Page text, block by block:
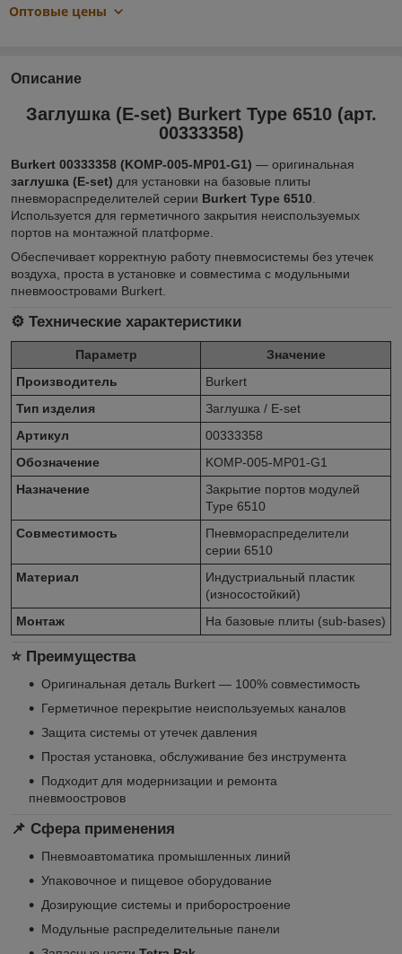
Оптовые цены
Описание
Заглушка (E-set) Burkert Type 6510 (арт.
00333358)
Burkert 00333358 (KOMP-005-MP01-G1) — оригинальная
заглушка (E-set) для установки на базовые плиты
пневмораспределителей серии Burkert Type 6510.
Используется для герметичного закрытия неиспользуемых
портов на монтажной платформе.
Обеспечивает корректную работу пневмосистемы без утечек
воздуха, проста в установке и совместима с модульными
пневмоостровами Burkert.
⚙️ Технические характеристики
Параметр
Значение
Производитель
Burkert
Тип изделия
Заглушка / E-set
Артикул
00333358
Обозначение
KOMP-005-MP01-G1
Назначение
Закрытие портов модулей
Type 6510
Совместимость
Пневмораспределители
серии 6510
Материал
Индустриальный пластик
(износостойкий)
Монтаж
На базовые плиты (sub-bases)
⭐ Преимущества
Оригинальная деталь Burkert — 100% совместимость
Герметичное перекрытие неиспользуемых каналов
Защита системы от утечек давления
Простая установка, обслуживание без инструмента
Подходит для модернизации и ремонта
пневмоостровов
📌 Сфера применения
Пневмоавтоматика промышленных линий
Упаковочное и пищевое оборудование
Дозирующие системы и приборостроение
Модульные распределительные панели